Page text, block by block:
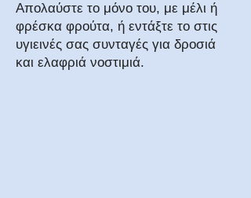
Απολαύστε το μόνο του, με μέλι ή
φρέσκα φρούτα, ή εντάξτε το στις
υγιεινές σας συνταγές για δροσιά
και ελαφριά νοστιμιά.